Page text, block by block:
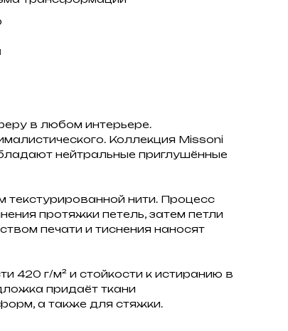
в любом интерьере.
Коллекция Missoni
нейтральные приглушённые
текстурированной нити. Процесс
протяжки петель, затем петли
печати и тиснения наносят
420 г/м² и стойкости к истиранию в
придаёт ткани
а также для стяжки.